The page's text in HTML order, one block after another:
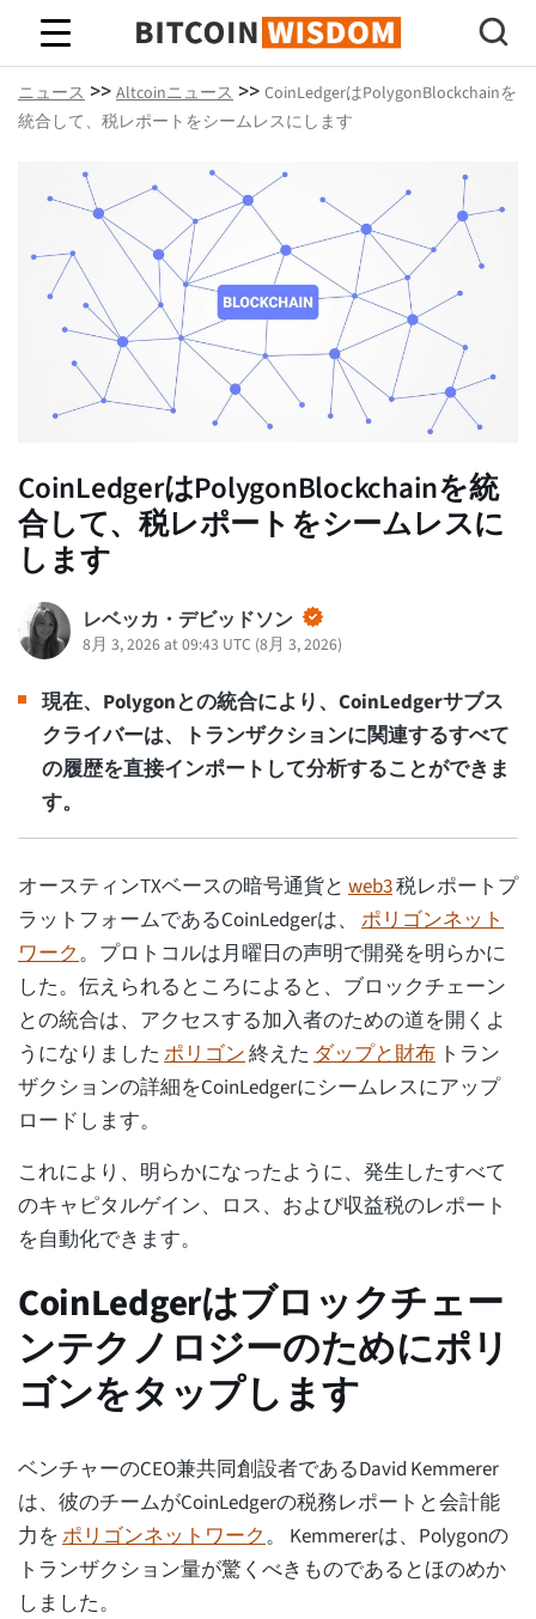
ビットコインの知恵
ニュース >> Altcoinニュース >> CoinLedgerはPolygonBlockchainを
統合して、税レポートをシームレスにします
CoinLedgerはPolygonBlockchainを統
合して、税レポートをシームレスに
します
レベッカ・デビッドソン
8月 3, 2026 at 09:43 UTC (8月 3, 2026)
現在、Polygonとの統合により、CoinLedgerサブス
クライバーは、トランザクションに関連するすべて
の履歴を直接インポートして分析することができま
す。
オースティンTXベースの暗号通貨と web3税レポートプ
ラットフォームであるCoinLedgerは、 ポリゴンネット
ワーク。プロトコルは月曜日の声明で開発を明らかに
した。伝えられるところによると、ブロックチェーン
との統合は、アクセスする加入者のための道を開くよ
うになりました ポリゴン終えた ダップと財布 トラン
ザクションの詳細をCoinLedgerにシームレスにアップ
ロードします。
これにより、明らかになったように、発生したすべて
のキャピタルゲイン、ロス、および収益税のレポート
を自動化できます。
CoinLedgerはブロックチェー
ンテクノロジーのためにポリ
ゴンをタップします
ベンチャーのCEO兼共同創設者であるDavid Kemmerer
は、彼のチームがCoinLedgerの税務レポートと会計能
力をポリゴンネットワーク。 Kemmererは、Polygonの
トランザクション量が驚くべきものであるとほのめか
しました。